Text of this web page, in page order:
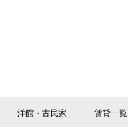
洋館・古民家 賃貸一覧